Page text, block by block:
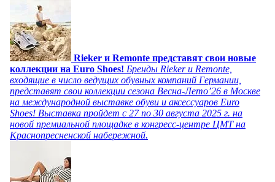
Rieker и Remonte представят свои новые
коллекции на Euro Shoes! Бренды Rieker и Remonte,
входящие в число ведущих обувных компаний Германии,
представят свои коллекции сезона Весна-Лето’26 в Москве
на международной выставке обуви и аксессуаров Euro
Shoes! Выставка пройдет c 27 по 30 августа 2025 г. на
новой премиальной площадке в конгресс-центре ЦМТ на
Краснопресненской набережной.